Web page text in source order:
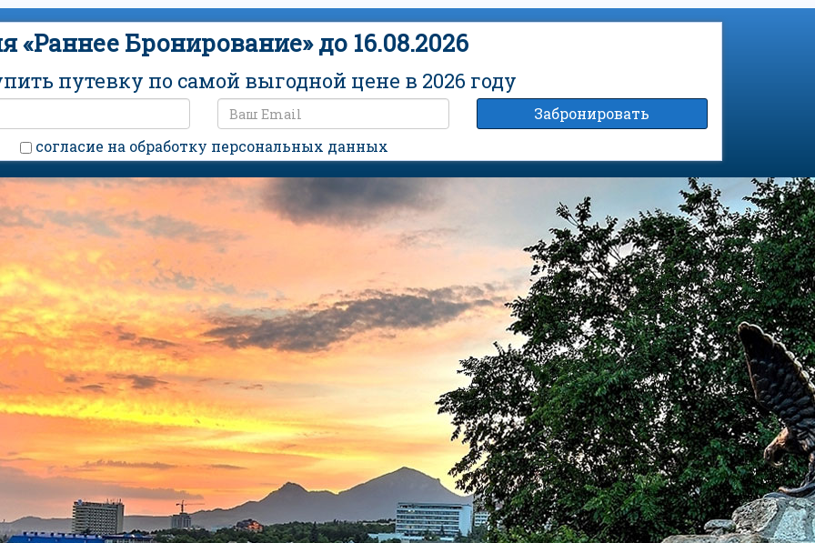
«Раннее Бронирование» до 16.08.2026
путевку по самой выгодной цене в 2026 году
cогласие на обработку персональных данных
БРОНИРОВАНИЯ:
(Бесплатный